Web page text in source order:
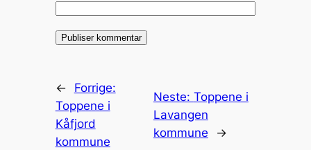
←
Forrige:
Toppene i
Kåfjord
kommune
Neste: Toppene i
Lavangen
kommune
→